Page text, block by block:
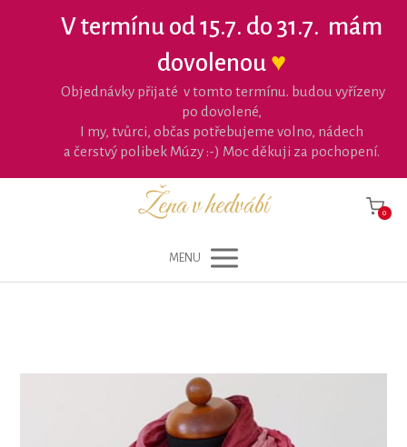
V termínu od 15.7. do 31.7. mám
dovolenou ♥
Objednávky přijaté v tomto termínu. budou vyřízeny
po dovolené,
I my, tvůrci, občas potřebujeme volno, nádech
a čerstvý polibek Múzy :-) Moc děkuji za pochopení.
Žena v hedvábí 0
MENU